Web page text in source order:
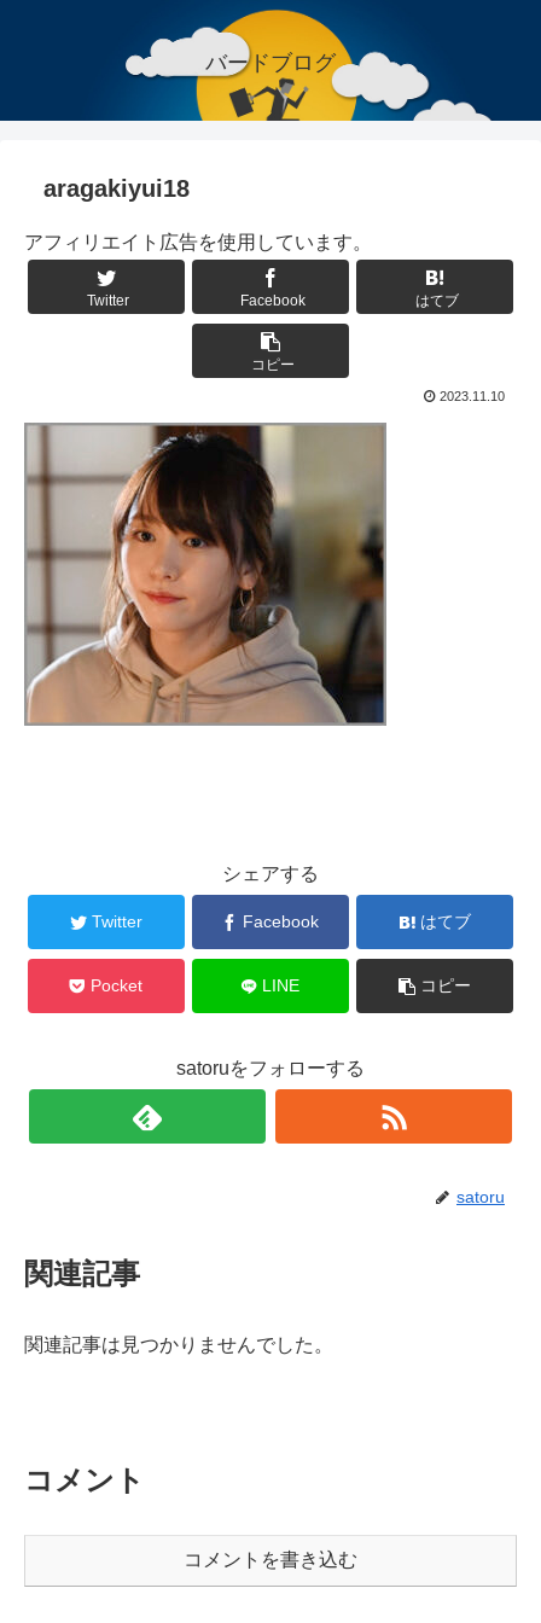
バードブログ
aragakiyui18
アフィリエイト広告を使用しています。
Twitter Facebook はてブ
コピー
2023.11.10
シェアする
Twitter Facebook はてブ
Pocket LINE コピー
satoruをフォローする
satoru
関連記事
関連記事は見つかりませんでした。
コメント
コメントを書き込む